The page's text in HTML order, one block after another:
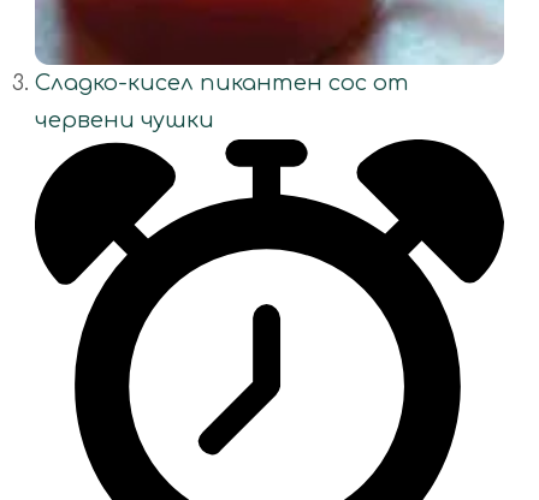
Сладко-кисел пикантен сос от
червени чушки